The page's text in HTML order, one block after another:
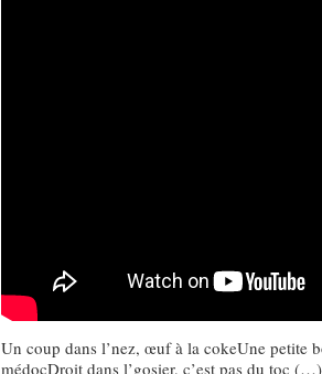
Un coup dans l’nez, œuf à la cokeUne petite
médocDroit dans l’gosier, c’est pas du toc